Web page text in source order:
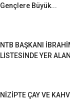
Gençlere Büyük...
NTB BAŞKANI
LİSTESİNDE YER
NİZİPTE ÇAY VE